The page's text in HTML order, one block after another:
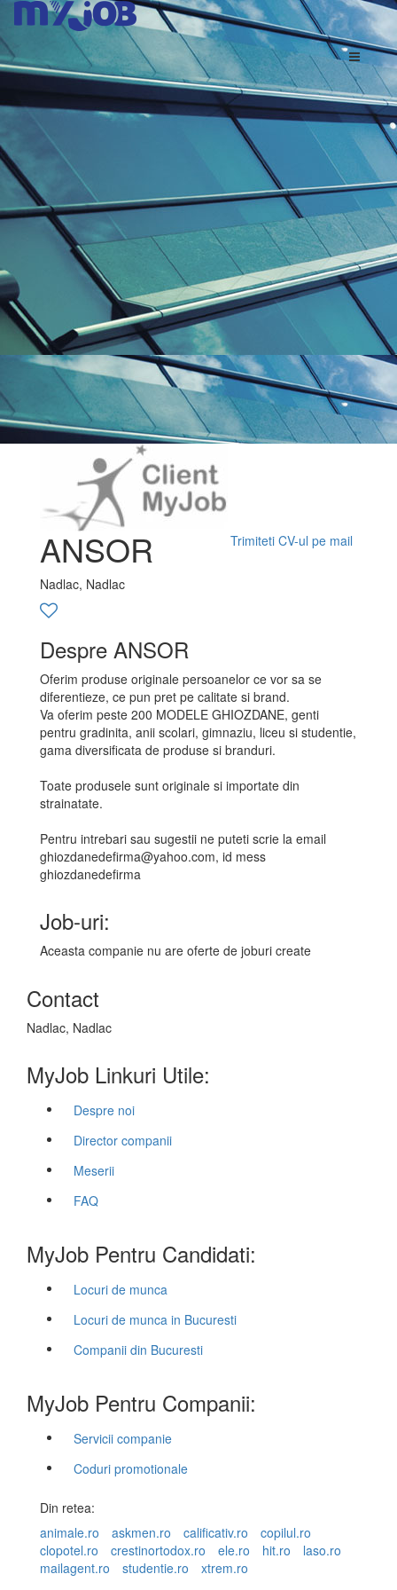
ANSOR
Nadlac, Nadlac
Trimiteti CV-ul pe mail
Despre ANSOR
Oferim produse originale persoanelor ce vor sa se
diferentieze, ce pun pret pe calitate si brand.
Va oferim peste 200 MODELE GHIOZDANE, genti
pentru gradinita, anii scolari, gimnaziu, liceu si studentie,
gama diversificata de produse si branduri.
Toate produsele sunt originale si importate din
strainatate.
Pentru intrebari sau sugestii ne puteti scrie la email
ghiozdanedefirma@yahoo.com, id mess
ghiozdanedefirma
Job-uri:
Aceasta companie nu are oferte de joburi create
Contact
Nadlac, Nadlac
MyJob Linkuri Utile:
Despre noi
Director companii
Meserii
FAQ
MyJob Pentru Candidati:
Locuri de munca
Locuri de munca in Bucuresti
Companii din Bucuresti
MyJob Pentru Companii:
Servicii companie
Coduri promotionale
Din retea:
animale.ro
askmen.ro calificativ.ro
copilul.ro
clopotel.ro
crestinortodox.ro ele.ro hit.ro
laso.ro
mailagent.ro
studentie.ro xtrem.ro